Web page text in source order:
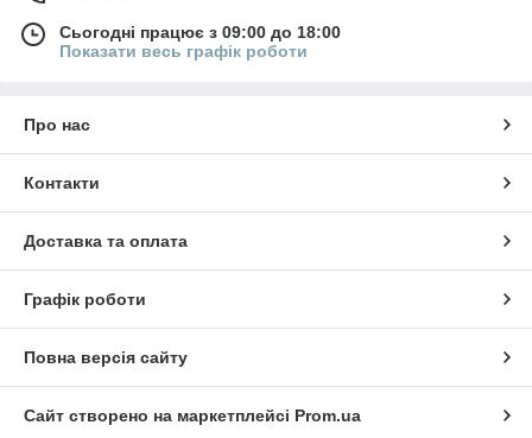
Сьогодні працює з 09:00 до 18:00
Показати весь графік роботи
Про нас
Контакти
Доставка та оплата
Графік роботи
Повна версія сайту
Сайт створено на маркетплейсі Prom.ua